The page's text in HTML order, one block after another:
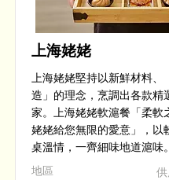
上海姥姥
上海姥姥堅持以新鮮材料、
造」的理念，烹調出各款精
家。上海姥姥軟滬餐「柔軟
姥姥給您無限的愛意」，以
桌溫情，一齊細味地道滬味。
​地區